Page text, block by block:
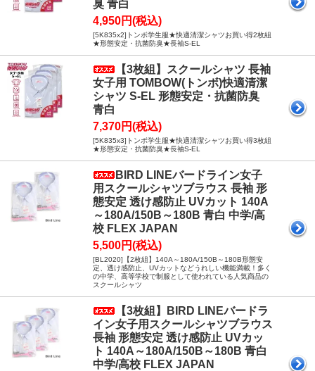
臭 青白
4,950円(税込)
[5K835x2]トンボ学生服★快適清潔シャツお買い得2枚組
★形態安定・抗菌防臭★長袖S-EL
【3枚組】スクールシャツ 長袖
女子用 TOMBOW(トンボ)快適清潔
シャツ S-EL 形態安定・抗菌防臭
青白
7,370円(税込)
[5K835x3]トンボ学生服★快適清潔シャツお買い得3枚組
★形態安定・抗菌防臭★長袖S-EL
BIRD LINEバードライン女子
用スクールシャツブラウス 長袖 形
態安定 透け感防止 UVカット 140A
～180A/150B～180B 青白 中学/高
校 FLEX JAPAN
5,500円(税込)
[BL2020]【2枚組】140A～180A/150B～180B形態安
定、透け感防止、UVカットなどうれしい機能満載！多く
の中学、高等学校で制服として使われている人気商品の
スクールシャツ
【3枚組】BIRD LINEバードラ
イン女子用スクールシャツブラウス
長袖 形態安定 透け感防止 UVカッ
ト 140A～180A/150B～180B 青白
中学/高校 FLEX JAPAN